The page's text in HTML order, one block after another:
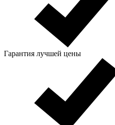
Гарантия лучшей цены